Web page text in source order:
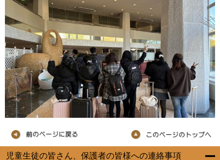
児童生徒の皆さん、保護者の皆様への連絡事項